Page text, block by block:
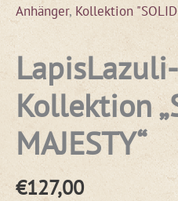
Anhänger, Kollektion "SOLID
Kollektion
MAJESTY“
€127,00